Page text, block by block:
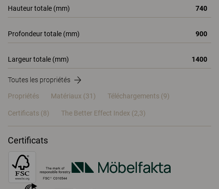
Hauteur totale (mm) 740
Profondeur totale (mm) 900
Largeur totale (mm) 1400
Toutes les propriétés
Propriétés Matériaux (31) Téléchargements (9)
Certificats (8) The Better Effect Index (2,3)
Certificats